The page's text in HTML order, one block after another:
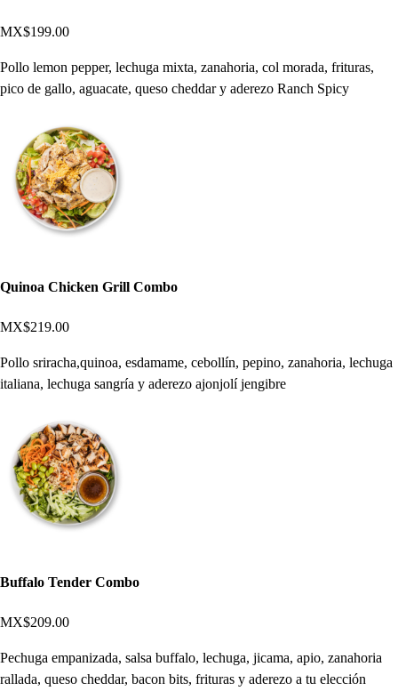
MX$199.00
Pollo lemon pepper, lechuga mixta, zanahoria, col morada, frituras,
pico de gallo, aguacate, queso cheddar y aderezo Ranch Spicy
Quinoa Chicken Grill Combo
MX$219.00
Pollo sriracha,quinoa, esdamame, cebollín, pepino, zanahoria, lechuga
italiana, lechuga sangría y aderezo ajonjolí jengibre
Buffalo Tender Combo
MX$209.00
Pechuga empanizada, salsa buffalo, lechuga, jicama, apio, zanahoria
rallada, queso cheddar, bacon bits, frituras y aderezo a tu elección